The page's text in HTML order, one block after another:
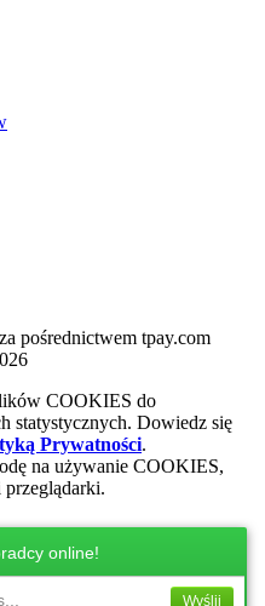
COOKIES do
statystycznych. Dowiedz się
Prywatności.
na używanie COOKIES,
internetowe, które
przez urżadzenie, z którego
korzystania z urzadzeń z
online!
Wyślij